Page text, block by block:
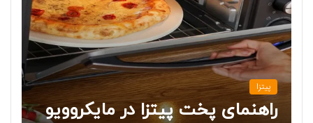
پیتزا
راهنمای پخت پیتزا در مایکروویو